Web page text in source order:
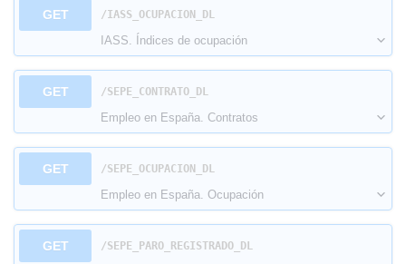
GET ​/IASS_OCUPACION_DL
IASS. Índices de ocupación
GET ​/SEPE_CONTRATO_DL
Empleo en España. Contratos
GET ​/SEPE_OCUPACION_DL
Empleo en España. Ocupación
GET ​/SEPE_PARO_REGISTRADO_DL